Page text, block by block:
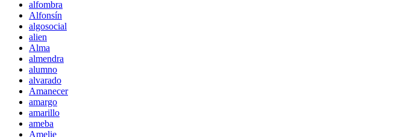
alfombra
Alfonsín
algosocial
alien
Alma
almendra
alumno
alvarado
Amanecer
amargo
amarillo
ameba
Amelie